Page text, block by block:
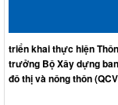
triển khai thực hiện
trưởng Bộ Xây dựng
đô thị và nông thôn